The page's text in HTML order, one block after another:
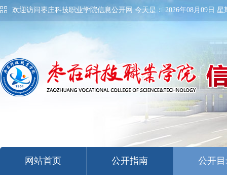
欢迎访问枣庄科技职业学院信息公开网 今天是： 2026年08月09日 星
网站首页 公开指南 公开